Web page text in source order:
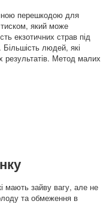
перешкодою для
який може
екзотичних страв під
людей, які
результатів. Метод малих
мають зайву вагу, але не
та обмеження в